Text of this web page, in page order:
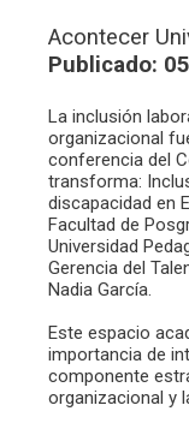
Acontecer
Publicado:
La inclusión
organizacional
conferencia del
transforma:
discapacidad en
Facultad de
Universidad
Gerencia del
Nadia García.
Este espacio
importancia de
componente
organizacional y